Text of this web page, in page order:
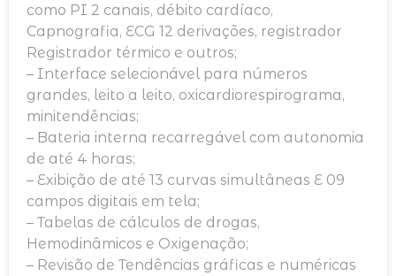
como PI 2 canais, débito cardíaco,
Capnografia, ECG 12 derivações, registrador
Registrador térmico e outros;
– Interface selecionável para números
grandes, leito a leito, oxicardiorespirograma,
minitendências;
– Bateria interna recarregável com autonomia
de até 4 horas;
– Exibição de até 13 curvas simultâneas E 09
campos digitais em tela;
– Tabelas de cálculos de drogas,
Hemodinâmicos e Oxigenação;
– Revisão de Tendências gráficas e numéricas